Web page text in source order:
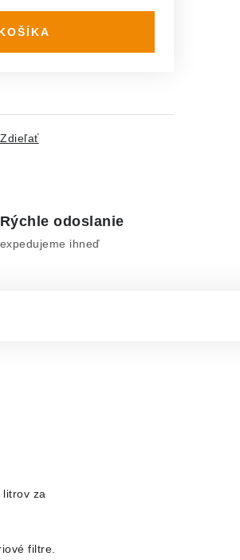
Zdieľať
Rýchle odoslanie
expedujeme ihneď
za
filtre.